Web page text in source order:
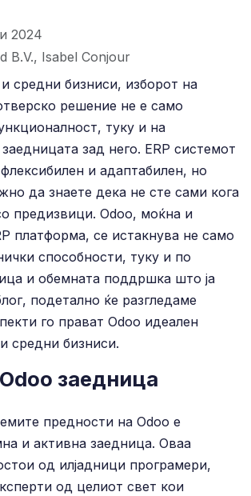
2024
B.V., Isabel Conjour
средни бизниси, изборот на
решение не е само
туку и на
зад него. ERP системот
и адаптабилен, но
да знаете дека не сте сами кога
предизвици. Odoo, моќна и
платформа, се истакнува не само
способности, туку и по
и обемната поддршка што ја
подетално ќе разгледаме
го прават Odoo идеален
средни бизниси.
заедница
предности на Odoo е
и активна заедница. Оваа
од илјадници програмери,
од целиот свет кои